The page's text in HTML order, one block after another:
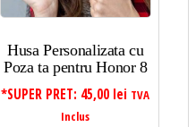
Husa Personalizata cu
Poza ta pentru Honor 8
*SUPER PRET: 45,00 lei TVA
Inclus